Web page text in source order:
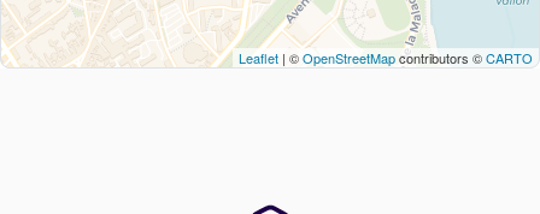
Leaflet | ©OpenStreetMapcontributors ©CARTO